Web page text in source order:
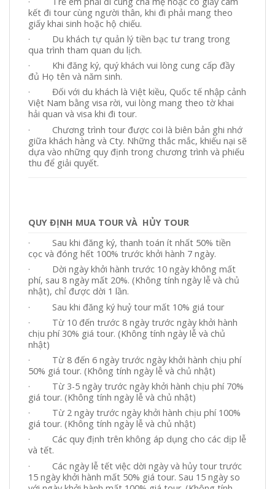
kết đi tour cùng người thân, khi đi phải mang theo
giấy khai sinh hoặc hộ chiếu.
· Du khách tự quản lý tiền bạc tư trang trong
qua trình tham quan du lịch.
· Khi đăng ký, quý khách vui lòng cung cấp đầy
đủ Họ tên và năm sinh.
· Đối với du khách là Việt kiều, Quốc tế nhập cảnh
Việt Nam bằng visa rời, vui lòng mang theo tờ khai
hải quan và visa khi đi tour.
· Chương trình tour được coi là biên bản ghi nhớ
giữa khách hàng và Cty. Những thắc mắc, khiếu nại sẽ
dựa vào những quy định trong chương trình và phiếu
thu để giải quyết.
QUY ĐỊNH MUA TOUR VÀ HỦY TOUR
· Sau khi đăng ký, thanh toán ít nhất 50% tiền
cọc và đóng hết 100% trước khởi hành 7 ngày.
· Dời ngày khởi hành trước 10 ngày không mất
phí, sau 8 ngày mất 20%. (Không tính ngày lễ và chủ
nhật), chỉ được dời 1 lần.
· Sau khi đăng ký huỷ tour mất 10% giá tour
· Từ 10 đến trước 8 ngày trước ngày khởi hành
chịu phí 30% giá tour. (Không tính ngày lễ và chủ
nhật)
· Từ 8 đến 6 ngày trước ngày khởi hành chịu phí
50% giá tour. (Không tính ngày lễ và chủ nhật)
· Từ 3-5 ngày trước ngày khởi hành chịu phí 70%
giá tour. (Không tính ngày lễ và chủ nhật)
· Từ 2 ngày trước ngày khởi hành chịu phí 100%
giá tour. (Không tính ngày lễ và chủ nhật)
· Các quy định trên không áp dụng cho các dịp lễ
và tết.
· Các ngày lễ tết việc dời ngày và hủy tour trước
15 ngày khởi hành mất 50% giá tour. Sau 15 ngày so